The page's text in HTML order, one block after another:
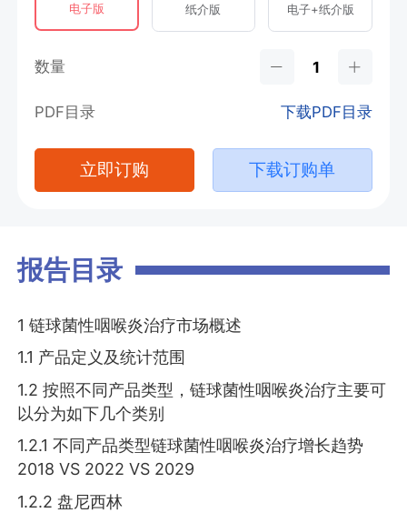
电子版 纸介版 电子+纸介版
数量
PDF目录 下载PDF目录
立即订购 下载订购单
报告目录
1 链球菌性咽喉炎治疗市场概述
1.1 产品定义及统计范围
1.2 按照不同产品类型，链球菌性咽喉炎治疗主要可
以分为如下几个类别
1.2.1 不同产品类型链球菌性咽喉炎治疗增长趋势
2018 VS 2022 VS 2029
1.2.2 盘尼西林